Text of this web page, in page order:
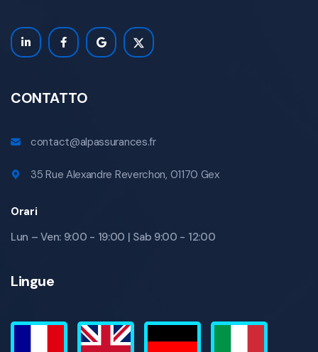
CONTATTO
contact@alpassurances.fr
35 Rue Alexandre Reverchon, 01170 Gex
Orari
Lun – Ven: 9:00 - 19:00 | Sab 9:00 - 12:00
Lingue